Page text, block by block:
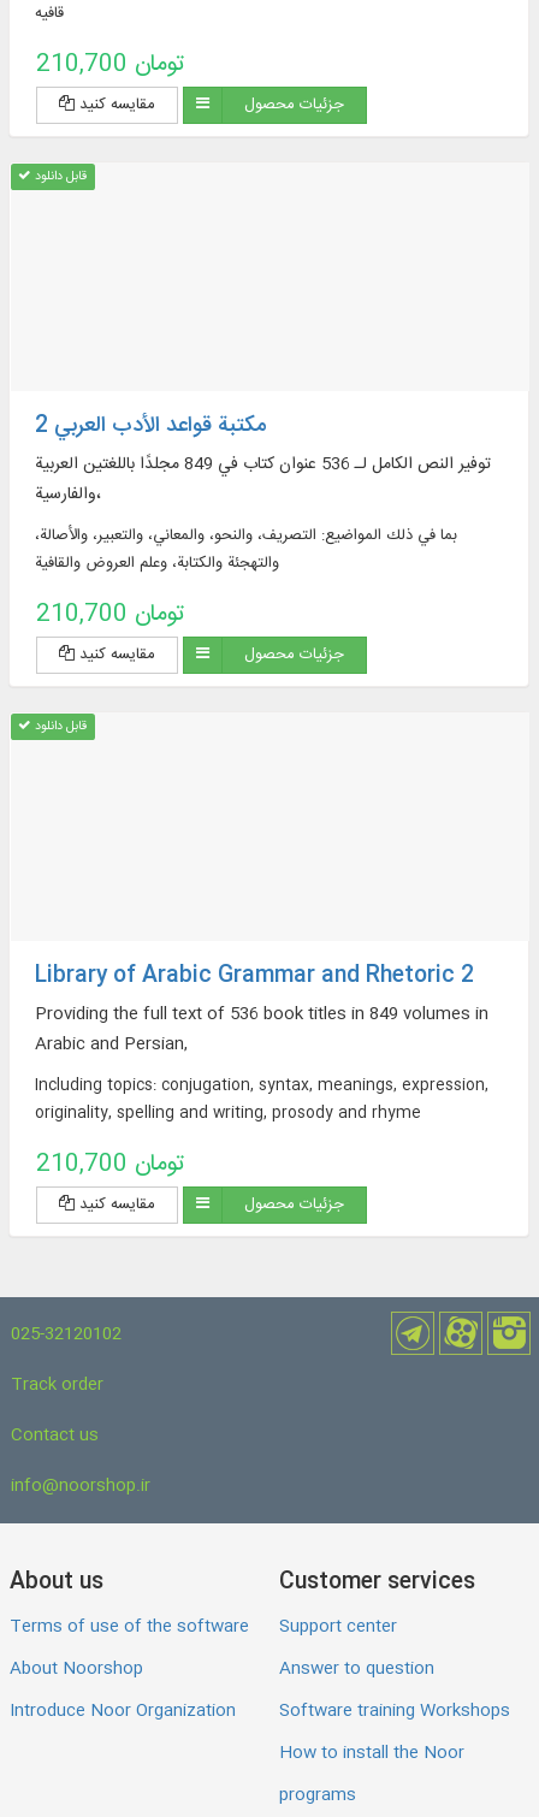
قافیه
210,700 تومان
مقایسه کنید جزئیات محصول
قابل دانلود
مكتبة قواعد الأدب العربي 2
توفير النص الكامل لـ 536 عنوان كتاب في 849 مجلدًا باللغتين العربية
والفارسية،
بما في ذلك المواضيع: التصريف، والنحو، والمعاني، والتعبير، والأصالة،
والتهجئة والكتابة، وعلم العروض والقافية
210,700 تومان
مقایسه کنید جزئیات محصول
قابل دانلود
Library of Arabic Grammar and Rhetoric 2
Providing the full text of 536 book titles in 849 volumes in
Arabic and Persian,
Including topics: conjugation, syntax, meanings, expression,
originality, spelling and writing, prosody and rhyme
210,700 تومان
مقایسه کنید جزئیات محصول
025-32120102
Track order
Contact us
info@noorshop.ir
About us
Terms of use of the software
About Noorshop
Introduce Noor Organization
Customer services
Support center
Answer to question
Software training Workshops
How to install the Noor
programs